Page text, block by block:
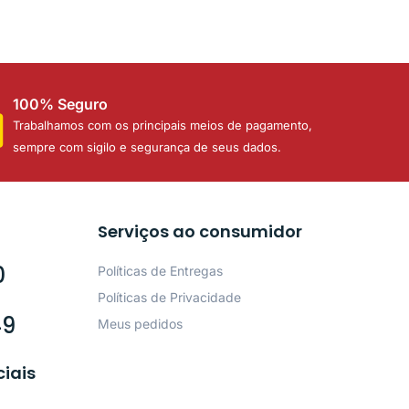
100% Seguro
Trabalhamos com os principais meios de pagamento,
sempre com sigilo e segurança de seus dados.
Serviços ao consumidor
Políticas de Entregas
Políticas de Privacidade
Meus pedidos